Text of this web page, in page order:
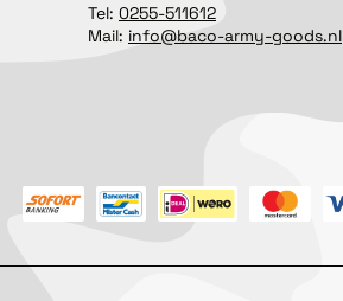
Tel: 0255-511612
Mail: info@baco-army-goods.nl